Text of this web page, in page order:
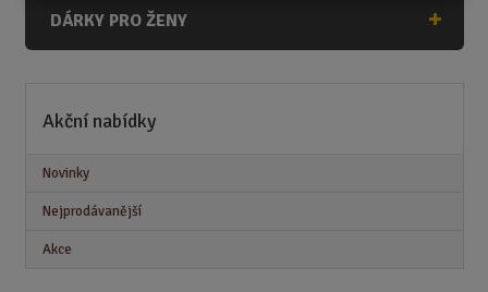
DÁRKY PRO ŽENY
Akční nabídky
Novinky
Nejprodávanější
Akce